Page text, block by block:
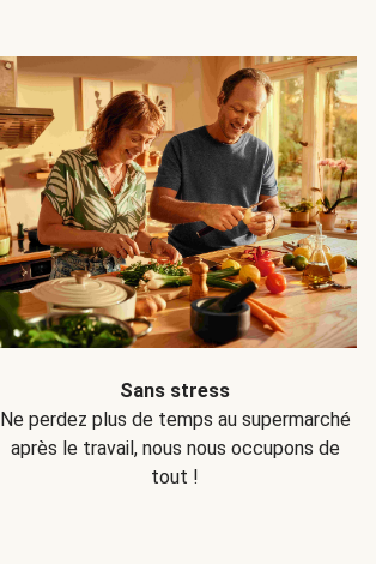
Sans stress
Ne perdez plus de temps au supermarché
après le travail, nous nous occupons de
tout !